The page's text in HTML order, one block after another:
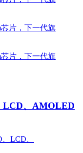
LCD、AMOLED